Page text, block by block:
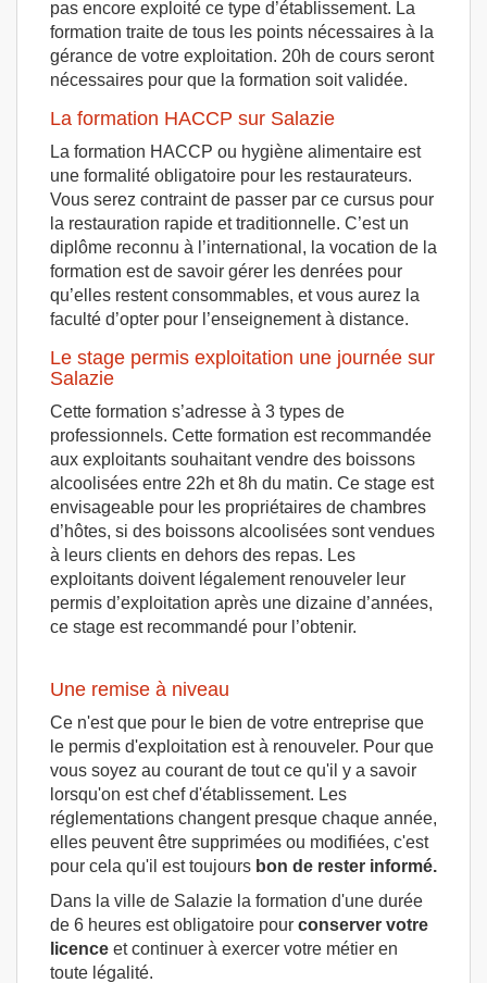
pas encore exploité ce type d’établissement. La
formation traite de tous les points nécessaires à la
gérance de votre exploitation. 20h de cours seront
nécessaires pour que la formation soit validée.
La formation HACCP sur Salazie
La formation HACCP ou hygiène alimentaire est
une formalité obligatoire pour les restaurateurs.
Vous serez contraint de passer par ce cursus pour
la restauration rapide et traditionnelle. C’est un
diplôme reconnu à l’international, la vocation de la
formation est de savoir gérer les denrées pour
qu’elles restent consommables, et vous aurez la
faculté d’opter pour l’enseignement à distance.
Le stage permis exploitation une journée sur
Salazie
Cette formation s’adresse à 3 types de
professionnels. Cette formation est recommandée
aux exploitants souhaitant vendre des boissons
alcoolisées entre 22h et 8h du matin. Ce stage est
envisageable pour les propriétaires de chambres
d’hôtes, si des boissons alcoolisées sont vendues
à leurs clients en dehors des repas. Les
exploitants doivent légalement renouveler leur
permis d’exploitation après une dizaine d’années,
ce stage est recommandé pour l’obtenir.
Une remise à niveau
Ce n'est que pour le bien de votre entreprise que
le permis d'exploitation est à renouveler. Pour que
vous soyez au courant de tout ce qu'il y a savoir
lorsqu'on est chef d'établissement. Les
réglementations changent presque chaque année,
elles peuvent être supprimées ou modifiées, c'est
pour cela qu'il est toujours bon de rester informé.
Dans la ville de Salazie la formation d'une durée
de 6 heures est obligatoire pour conserver votre
licence et continuer à exercer votre métier en
toute légalité.